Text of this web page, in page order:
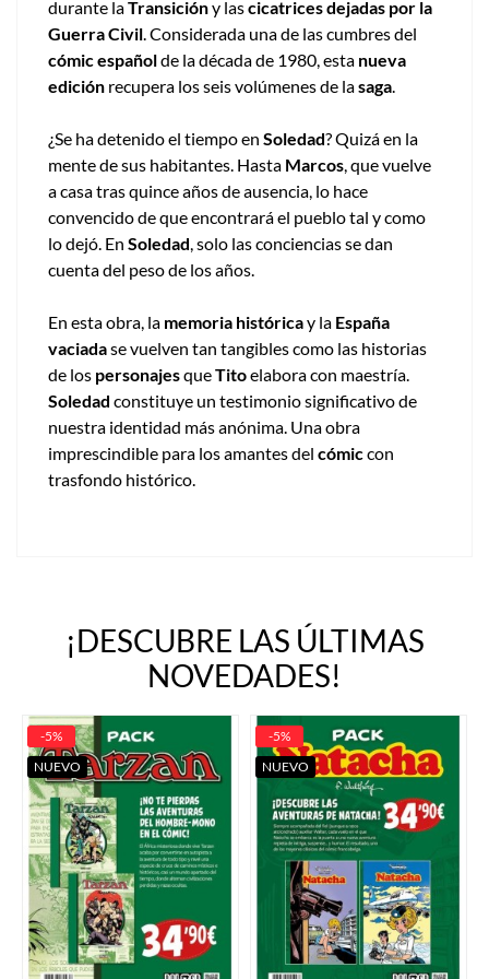
durante laTransicióny lascicatrices dejadas por la
Guerra Civil. Considerada una de las cumbres del
cómic españolde la década de 1980, esta nueva
edición recupera los seis volúmenes de lasaga.
¿Se ha detenido el tiempo en Soledad? Quizá en la
mente de sus habitantes. Hasta Marcos, que vuelve
a casa tras quince años de ausencia, lo hace
convencido de que encontrará el pueblo tal y como
lo dejó. En Soledad, solo las conciencias se dan
cuenta del peso de los años.
En esta obra, la memoria históricay la España
vaciadase vuelven tan tangibles como las historias
de los personajesqueTitoelabora con maestría.
Soledad constituye un testimonio significativo de
nuestra identidad más anónima. Una obra
imprescindible para los amantes del cómiccon
trasfondo histórico.
¡DESCUBRE LAS ÚLTIMAS
NOVEDADES!
-5%
NUEVO
-5%
NUEVO